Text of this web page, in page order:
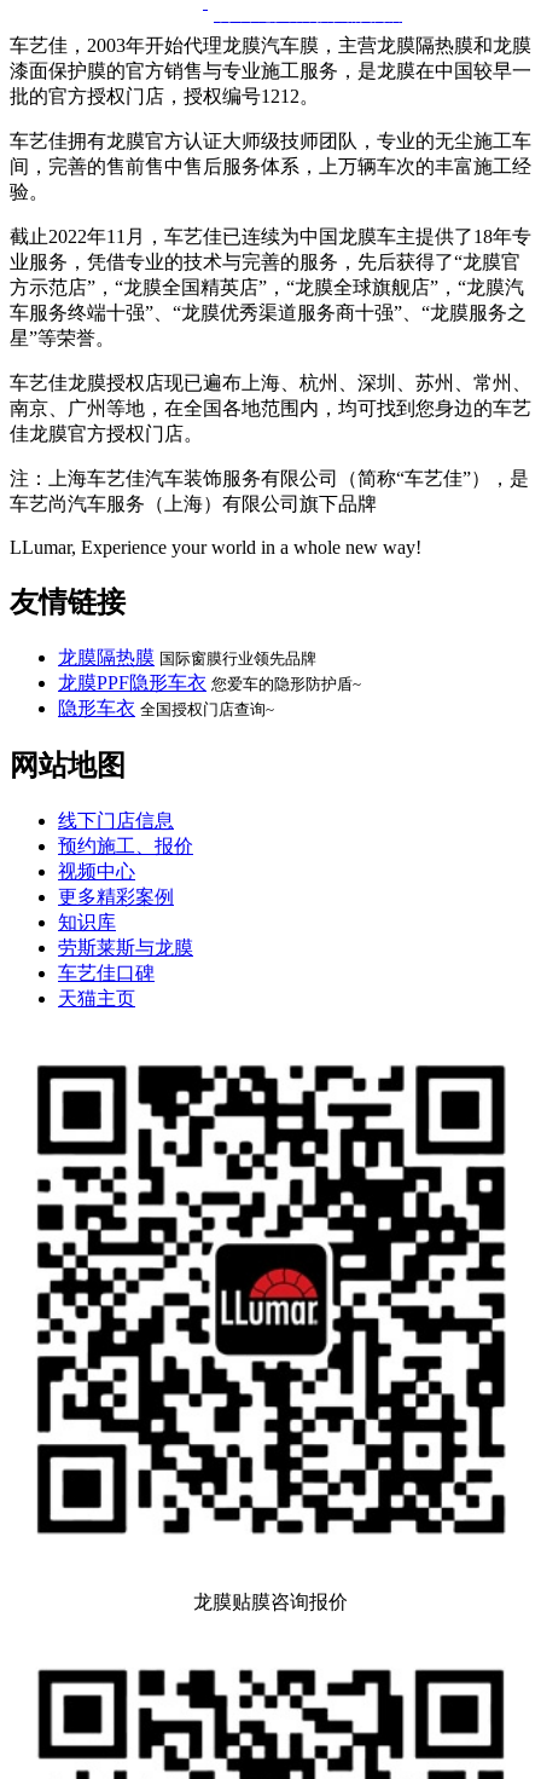
车艺佳，2003年开始代理龙膜汽车膜，主营龙膜隔热膜和龙膜
漆面保护膜的官方销售与专业施工服务，是龙膜在中国较早一
批的官方授权门店，授权编号1212。
车艺佳拥有龙膜官方认证大师级技师团队，专业的无尘施工车
间，完善的售前售中售后服务体系，上万辆车次的丰富施工经
验。
截止2022年11月，车艺佳已连续为中国龙膜车主提供了18年专
业服务，凭借专业的技术与完善的服务，先后获得了“龙膜官
方示范店”，“龙膜全国精英店”，“龙膜全球旗舰店”，“龙膜汽
车服务终端十强”、“龙膜优秀渠道服务商十强”、“龙膜服务之
星”等荣誉。
车艺佳龙膜授权店现已遍布上海、杭州、深圳、苏州、常州、
南京、广州等地，在全国各地范围内，均可找到您身边的车艺
佳龙膜官方授权门店。
注：上海车艺佳汽车装饰服务有限公司（简称“车艺佳”），是
车艺尚汽车服务（上海）有限公司旗下品牌
LLumar, Experience your world in a whole new way!
友情链接
龙膜隔热膜 国际窗膜行业领先品牌
龙膜PPF隐形车衣 您爱车的隐形防护盾~
隐形车衣 全国授权门店查询~
网站地图
线下门店信息
预约施工、报价
视频中心
更多精彩案例
知识库
劳斯莱斯与龙膜
车艺佳口碑
天猫主页
龙膜贴膜咨询报价